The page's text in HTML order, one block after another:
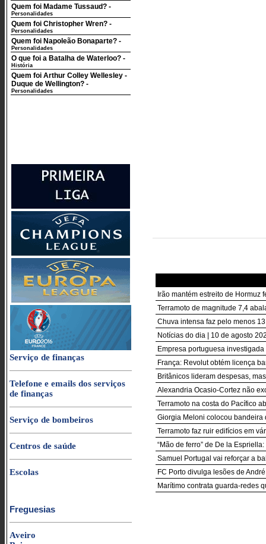
Quem foi Madame Tussaud? -
Personalidades
Quem foi Christopher Wren? -
Personalidades
Quem foi Napoleão Bonaparte? -
Personalidades
O que foi a Batalha de Waterloo? -
História
Quem foi Arthur Colley Wellesley -
Duque de Wellington? -
Personalidades
Serviço de finanças
Telefone e emails dos serviços
de finanças
Serviço de bombeiros
Centros de saúde
Escolas
Freguesias
Aveiro
Irão mantém estreito de Hormuz
Terramoto de magnitude 7,4
Chuva intensa faz pelo menos
Notícias do dia | 10 de agosto
Empresa portuguesa
França: Revolut obtém licença
Britânicos lideram despesas,
Alexandria Ocasio-Cortez não
Terramoto na costa do Pacífico
Giorgia Meloni colocou bandeira
Terramoto faz ruir edifícios em
“Mão de ferro” de De la
Samuel Portugal vai reforçar a
FC Porto divulga lesões de
Marítimo contrata guarda-redes